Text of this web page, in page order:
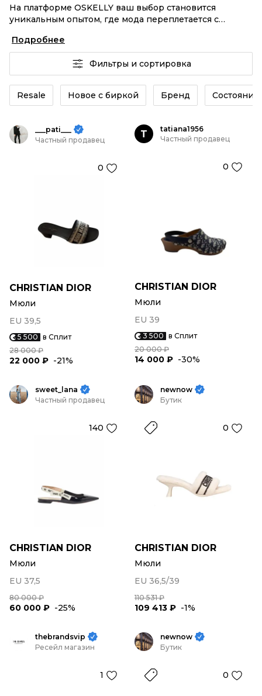
На платформе OSKELLY ваш выбор становится
уникальным опытом, где мода переплетается с
аутентификация каждого заказа – Мюли CHRISTIAN
DIOR женские от селлеров OSKELLY с быстрой
доставкой по России. Ваш стиль не ждет, и мы тоже!
Винтажные изделия или Мюли CHRISTIAN DIOR
женские из новых коллекций – заказывайте на сайте
или в приложении OSKELLY с целой экосистемой
Подробнее
Фильтры и сортировка
Resale Новое с биркой Бренд Состояние
___pati___
Частный продавец
0
CHRISTIAN DIOR
Мюли
EU 39,5
5 500 в Сплит
28 000 ₽
22 000 ₽ -21%
T
tatiana1956
Частный продавец
0
CHRISTIAN DIOR
Мюли
EU 39
3 500 в Сплит
20 000 ₽
14 000 ₽ -30%
sweet_lana
Частный продавец
140
CHRISTIAN DIOR
Мюли
EU 37,5
80 000 ₽
60 000 ₽ -25%
newnow
Бутик
0
CHRISTIAN DIOR
Мюли
EU 36,5/39
110 531 ₽
109 413 ₽ -1%
thebrandsvip
Ресейл магазин
1
newnow
Бутик
0